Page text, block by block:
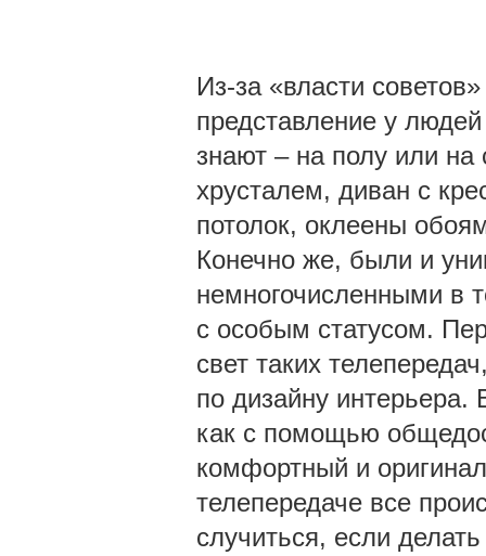
Из-за «власти
представление у
знают – на полу или на
хрусталем, диван с
потолок, оклеены
Конечно же, были и
немногочисленными в
с особым статусом.
свет таких
по дизайну интерьера.
как с помощью
комфортный и
телепередаче все
случиться, если